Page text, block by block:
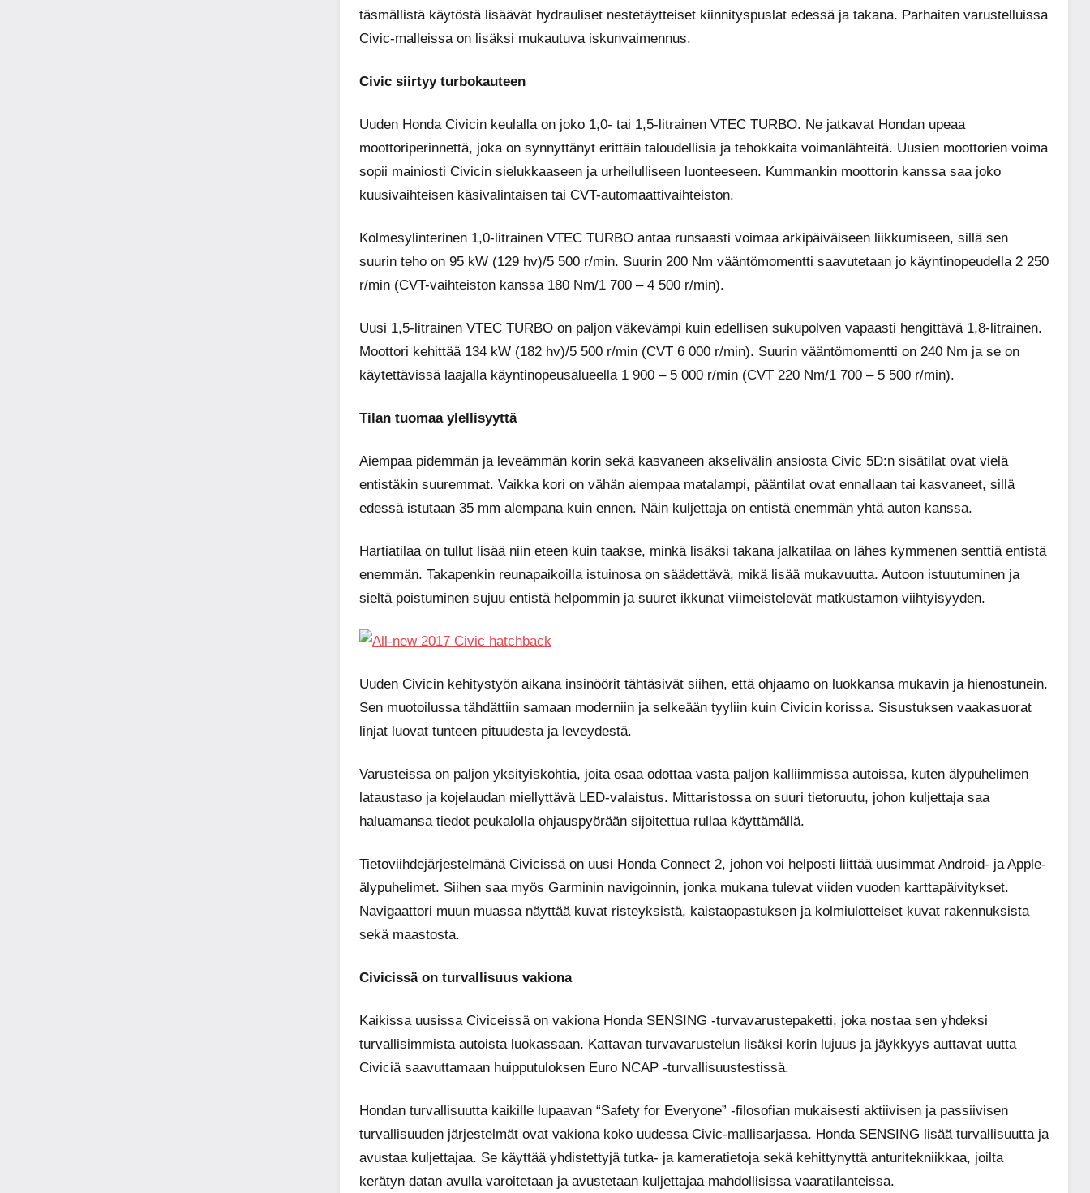
täsmällistä käytöstä lisäävät hydrauliset nestetäytteiset kiinnityspuslat edessä ja takana. Parhaiten varustelluissa
Civic-malleissa on lisäksi mukautuva iskunvaimennus.
Civic siirtyy turbokauteen
Uuden Honda Civicin keulalla on joko 1,0- tai 1,5-litrainen VTEC TURBO. Ne jatkavat Hondan upeaa
moottoriperinnettä, joka on synnyttänyt erittäin taloudellisia ja tehokkaita voimanlähteitä. Uusien moottorien voima
sopii mainiosti Civicin sielukkaaseen ja urheilulliseen luonteeseen. Kummankin moottorin kanssa saa joko
kuusivaihteisen käsivalintaisen tai CVT-automaattivaihteiston.
Kolmesylinterinen 1,0-litrainen VTEC TURBO antaa runsaasti voimaa arkipäiväiseen liikkumiseen, sillä sen
suurin teho on 95 kW (129 hv)/5 500 r/min. Suurin 200 Nm vääntömomentti saavutetaan jo käyntinopeudella 2 250
r/min (CVT-vaihteiston kanssa 180 Nm/1 700 – 4 500 r/min).
Uusi 1,5-litrainen VTEC TURBO on paljon väkevämpi kuin edellisen sukupolven vapaasti hengittävä 1,8-litrainen.
Moottori kehittää 134 kW (182 hv)/5 500 r/min (CVT 6 000 r/min). Suurin vääntömomentti on 240 Nm ja se on
käytettävissä laajalla käyntinopeusalueella 1 900 – 5 000 r/min (CVT 220 Nm/1 700 – 5 500 r/min).
Tilan tuomaa ylellisyyttä
Aiempaa pidemmän ja leveämmän korin sekä kasvaneen akselivälin ansiosta Civic 5D:n sisätilat ovat vielä
entistäkin suuremmat. Vaikka kori on vähän aiempaa matalampi, pääntilat ovat ennallaan tai kasvaneet, sillä
edessä istutaan 35 mm alempana kuin ennen. Näin kuljettaja on entistä enemmän yhtä auton kanssa.
Hartiatilaa on tullut lisää niin eteen kuin taakse, minkä lisäksi takana jalkatilaa on lähes kymmenen senttiä entistä
enemmän. Takapenkin reunapaikoilla istuinosa on säädettävä, mikä lisää mukavuutta. Autoon istuutuminen ja
sieltä poistuminen sujuu entistä helpommin ja suuret ikkunat viimeistelevät matkustamon viihtyisyyden.
Uuden Civicin kehitystyön aikana insinöörit tähtäsivät siihen, että ohjaamo on luokkansa mukavin ja hienostunein.
Sen muotoilussa tähdättiin samaan moderniin ja selkeään tyyliin kuin Civicin korissa. Sisustuksen vaakasuorat
linjat luovat tunteen pituudesta ja leveydestä.
Varusteissa on paljon yksityiskohtia, joita osaa odottaa vasta paljon kalliimmissa autoissa, kuten älypuhelimen
lataustaso ja kojelaudan miellyttävä LED-valaistus. Mittaristossa on suuri tietoruutu, johon kuljettaja saa
haluamansa tiedot peukalolla ohjauspyörään sijoitettua rullaa käyttämällä.
Tietoviihdejärjestelmänä Civicissä on uusi Honda Connect 2, johon voi helposti liittää uusimmat Android- ja Apple-
älypuhelimet. Siihen saa myös Garminin navigoinnin, jonka mukana tulevat viiden vuoden karttapäivitykset.
Navigaattori muun muassa näyttää kuvat risteyksistä, kaistaopastuksen ja kolmiulotteiset kuvat rakennuksista
sekä maastosta.
Civicissä on turvallisuus vakiona
Kaikissa uusissa Civiceissä on vakiona Honda SENSING -turvavarustepaketti, joka nostaa sen yhdeksi
turvallisimmista autoista luokassaan. Kattavan turvavarustelun lisäksi korin lujuus ja jäykkyys auttavat uutta
Civiciä saavuttamaan huipputuloksen Euro NCAP -turvallisuustestissä.
Hondan turvallisuutta kaikille lupaavan “Safety for Everyone” -filosofian mukaisesti aktiivisen ja passiivisen
turvallisuuden järjestelmät ovat vakiona koko uudessa Civic-mallisarjassa. Honda SENSING lisää turvallisuutta ja
avustaa kuljettajaa. Se käyttää yhdistettyjä tutka- ja kameratietoja sekä kehittynyttä anturitekniikkaa, joilta
kerätyn datan avulla varoitetaan ja avustetaan kuljettajaa mahdollisissa vaaratilanteissa.